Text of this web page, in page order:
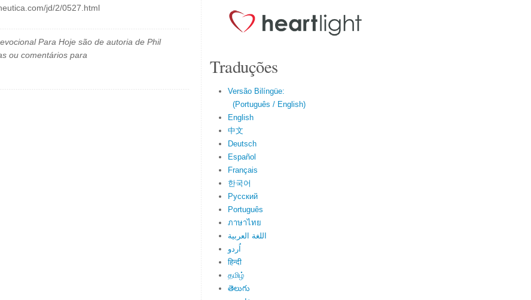
jd/2/0527.html
Para Hoje são de autoria de Phil
ou comentários para
Traduções
Versão Bilíngüe:
(Português / English)
English
中文
Deutsch
Español
Français
한국어
Русский
Português
ภาษาไทย
اللغة العربية
اُردو
हिन्दी
தமிழ்
తెలుగు